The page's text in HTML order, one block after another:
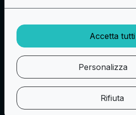
personalizzazione è la
sottolineare il testo o la grafica
Innovazioni tecnologiche:
Per gli amanti della tecnologia,
una vera chicca: con un
appositamente formulato,
lunghezze d'onda
Accetta tutti
Personalizza
Rifiuta